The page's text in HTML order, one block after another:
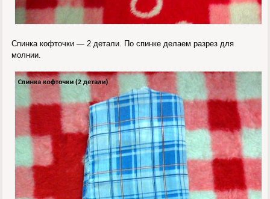
Спинка кофточки — 2 детали. По спинке делаем разрез для
молнии.